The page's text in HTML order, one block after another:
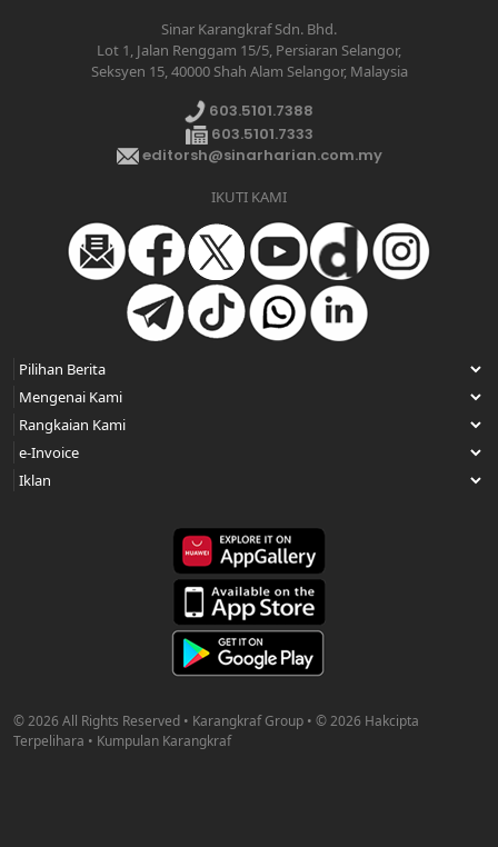
Sinar Karangkraf Sdn. Bhd.
Lot 1, Jalan Renggam 15/5, Persiaran Selangor,
Seksyen 15, 40000 Shah Alam Selangor, Malaysia
603.5101.7388
603.5101.7333
editorsh@sinarharian.com.my
IKUTI KAMI
© 2026 All Rights Reserved • Karangkraf Group • © 2026 Hakcipta
Terpelihara • Kumpulan Karangkraf